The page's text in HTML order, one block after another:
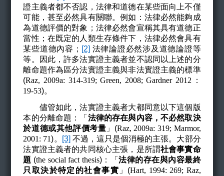
證主義者都不否認，法律和道德在某些面向上不僅
可能，甚至必然具有關聯。例如：法律必然能夠成
為道德評價的對象；法律必然會宣稱其具有道德正
當性；在既定的人類生存條件下，法律必然會具有
某些道德內容； [2] 法律論證必然涉及道德論證等
等。因此，許多法實證主義者並不認同以上述的分
離命題作為區分法實證主義與非法實證主義的標準
(Raz, 2009a: 314-319; Green, 2008; Gardner 2012 ：
19-53)。
儘管如此，法實證主義者大都同意以下這個版
本的分離命題：「 法律的存在與內容，不必然取決
於道德或其他評價考量 」(Raz, 2009a: 319; Marmor,
2001: 71)。 [3] 不過，這只是個消極的主張。大部分
法實證主義者的共同核心主張，是所謂社會事實命
題 (the social fact thesis)：「法律的存在與內容最終
只取決於特定的社會事實 」(Hart, 1994: 269; Raz,